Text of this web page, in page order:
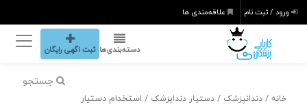
ورود / ثبت نام علاقه‌مندی ها
دسته‌بندی‌ها ثبت اگهی رایگان
جستجو
خانه /دندانپزشک /دستیار دنداپزشک / استخدام دستیار